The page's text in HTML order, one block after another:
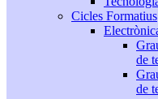
Cicles Formatius
de
de